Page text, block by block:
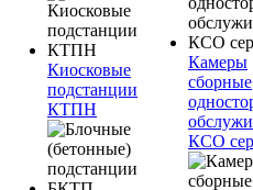
Киосковые
подстанции
КТПН
Камеры
сборные
КСО